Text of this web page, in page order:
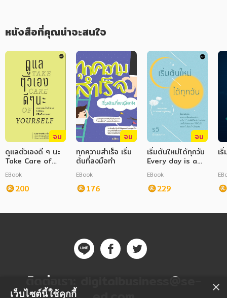
หนังสือที่คุณน่าจะสนใจ
จบ
ดูแลตัวเองดี ๆ นะ
Take Care of
Yourself
EBook
200
จบ
ทุกความสำเร็จ เริ่ม
ต้นที่ลงมือทำ
EBook
176
จบ
เริ่มต้นใหม่ได้ทุกวัน
Every day is a
new beginning
EBook
229
เ
ติดต่อเรา: digitalbusiness@se- ×
เว็บไซต์นี้ใช้คุกกี้